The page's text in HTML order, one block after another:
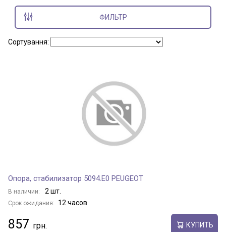
Hummer
Показать все марки
ФИЛЬТР
Сортування:
Опора, стабилизатор 5094.E0 PEUGEOT
В наличии: 2 шт.
Срок ожидания: 12 часов
857 КУПИТЬ